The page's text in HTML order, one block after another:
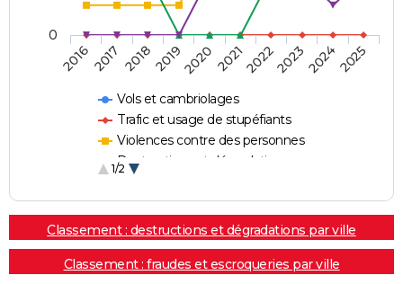
Vols et cambriolages
Trafic et usage de stupéfiants
Violences contre des personnes
Destructions et dégradations
1/2
20162017 20182019202020212022202320242025
0
Classement : destructions et dégradations par ville
Classement : fraudes et escroqueries par ville